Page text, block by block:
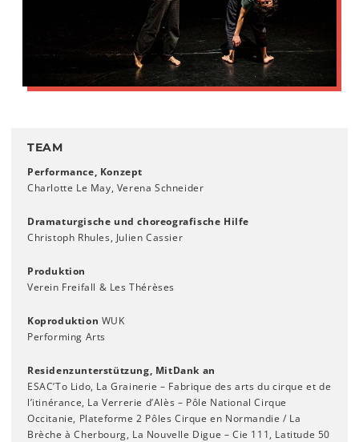
TEAM
Performance, Konzept
Charlotte Le May, Verena Schneider
Dramaturgische und choreografische Hilfe
Christoph Rhules, Julien Cassier
Produktion
Verein Freifall & Les Thérèses
Koproduktion WUK
Performing Arts
Residenzunterstützung, MitDank an
ESAC’To Lido, La Grainerie – Fabrique des arts du cirque et de
l’itinérance, La Verrerie d’Alès – Pôle National Cirque
Occitanie, Plateforme 2 Pôles Cirque en Normandie / La
Brèche à Cherbourg, La Nouvelle Digue – Cie 111, Latitude 50